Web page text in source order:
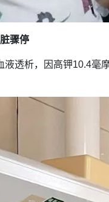
骤停
透析，因高钾10.4毫